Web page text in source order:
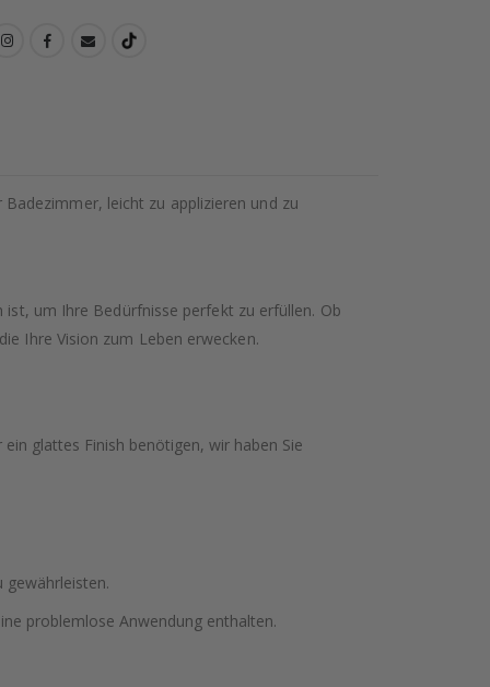
leicht zu applizieren und zu
um Ihre Bedürfnisse perfekt zu erfüllen. Ob
Ihre Vision zum Leben erwecken.
glattes Finish benötigen, wir haben Sie
problemlose Anwendung enthalten.